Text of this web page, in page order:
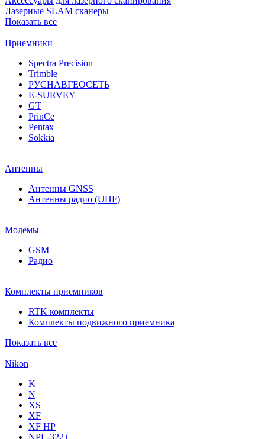
Лазерные SLAM сканеры
Показать все
Приемники
Spectra Precision
Trimble
РУСНАВГЕОСЕТЬ
E-SURVEY
GT
PrinCe
Pentax
Sokkia
Антенны
Антенны GNSS
Антенны радио (UHF)
Модемы
GSM
Радио
Комплекты приемников
RTK комплекты
Комплекты подвижного приемника
Показать все
Nikon
K
N
XS
XF
XF НР
NPL-322+